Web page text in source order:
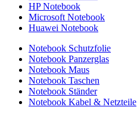
HP Notebook
Microsoft Notebook
Huawei Notebook
Notebook Schutzfolie
Notebook Panzerglas
Notebook Maus
Notebook Taschen
Notebook Ständer
Notebook Kabel & Netzteile